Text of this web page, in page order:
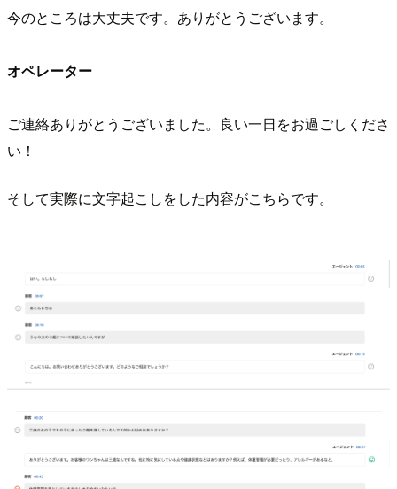
今のところは大丈夫です。ありがとうございます。
オペレーター
ご連絡ありがとうございました。良い一日をお過ごしくださ
い！
そして実際に文字起こしをした内容がこちらです。